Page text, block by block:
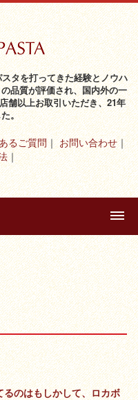
タを打ってきた経験とノウハ
品質が評価され、国内外の一
舗以上お取引いただき、21年
。
るご質問
お問い合わせ
のはもしかして、ロカボ